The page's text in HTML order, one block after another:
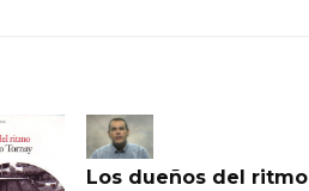
Los dueños del ritmo